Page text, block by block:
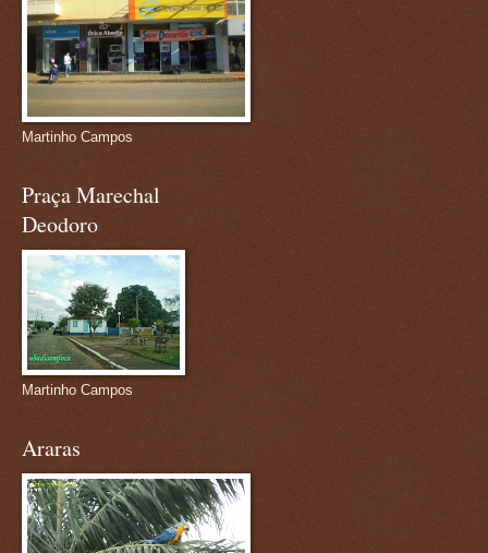
Martinho Campos
Praça Marechal
Deodoro
Martinho Campos
Araras